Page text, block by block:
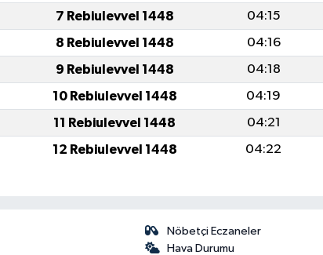
7 Rebiulevvel 1448 04:15
8 Rebiulevvel 1448 04:16
9 Rebiulevvel 1448 04:18
10 Rebiulevvel 1448 04:19
11 Rebiulevvel 1448 04:21
12 Rebiulevvel 1448 04:22
Nöbetçi Eczaneler
Hava Durumu